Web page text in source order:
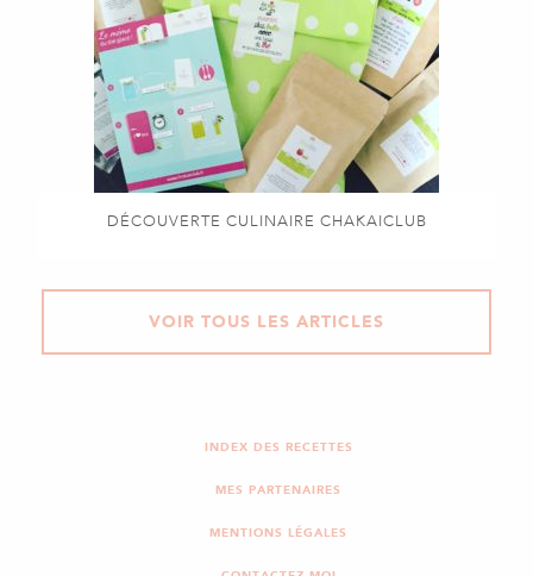
DÉCOUVERTE CULINAIRE CHAKAICLUB
VOIR TOUS LES ARTICLES
INDEX DES RECETTES
MES PARTENAIRES
MENTIONS LÉGALES